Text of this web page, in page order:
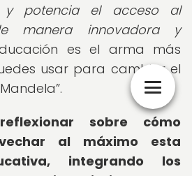
y potencia el acceso al
manera innovadora y
es el arma más
usar para cambiar el
.
sobre cómo
al máximo esta
integrando los